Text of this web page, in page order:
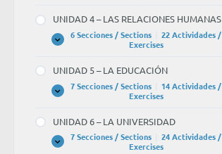
LA
PAREJA
Y
UNIDAD 4 – LAS RELACIONES HUMANAS
Expandir
UNIDAD
LAS
RELACIONES
HUMANAS
6 Secciones / Sections
22 Actividades /
Exercises
UNIDAD 5 – LA EDUCACIÓN
Expandir
UNIDAD
LA
EDUCACIÓN
7 Secciones / Sections
14 Actividades /
Exercises
UNIDAD 6 – LA UNIVERSIDAD
Expandir
UNIDAD
7 Secciones / Sections
24 Actividades /
Exercises